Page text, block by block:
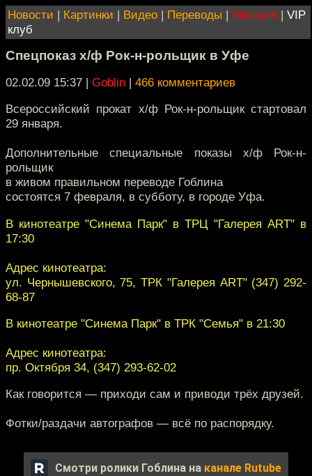
Новости | Картинки | Видео | Переводы | Магазин | VIP
клуб
Спецпоказ х/ф Рок-н-рольщик в Уфе
02.02.09 15:37 | Goblin | 466 комментариев
Всероссийский прокат х/ф Рок-н-рольщик стартовал
29 января.
Дополнительные специальные показы х/ф Рок-н-
рольщик
в живом правильном переводе Гоблина
состоятся 7 февраля, в субботу, в городе Уфа.
В кинотеатре "Синема Парк" в ТРЦ "Галерея ART" в
17:30
Адрес кинотеатра:
ул. Чернышевского, 75, ТРК "Галерея ART" (347) 292-
68-87
В кинотеатре "Синема Парк" в ТРК "Семья" в 21:30
Адрес кинотеатра:
пр. Октября 34, (347) 293-62-02
Как говорится — приходи сам и приводи трёх друзей.
Фотки/раздачи автографов — всё по распорядку.
Смотри ролики Гоблина на канале Rutube